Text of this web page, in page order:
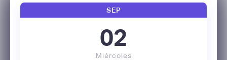
SEP
02
Miércoles